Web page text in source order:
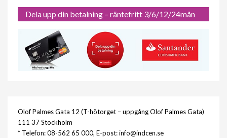
Dela upp din betalning – räntefritt 3/6/12/24mån
Olof Palmes Gata 12 (T-hötorget – uppgång Olof Palmes Gata)
111 37 Stockholm
* Telefon: 08-562 65 000, E-post: info@indcen.se